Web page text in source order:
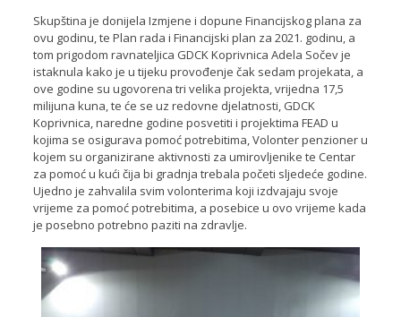
Skupština je donijela Izmjene i dopune Financijskog plana za
ovu godinu, te Plan rada i Financijski plan za 2021. godinu, a
tom prigodom ravnateljica GDCK Koprivnica Adela Sočev je
istaknula kako je u tijeku provođenje čak sedam projekata, a
ove godine su ugovorena tri velika projekta, vrijedna 17,5
milijuna kuna, te će se uz redovne djelatnosti, GDCK
Koprivnica, naredne godine posvetiti i projektima FEAD u
kojima se osigurava pomoć potrebitima, Volonter penzioner u
kojem su organizirane aktivnosti za umirovljenike te Centar
za pomoć u kući čija bi gradnja trebala početi sljedeće godine.
Ujedno je zahvalila svim volonterima koji izdvajaju svoje
vrijeme za pomoć potrebitima, a posebice u ovo vrijeme kada
je posebno potrebno paziti na zdravlje.